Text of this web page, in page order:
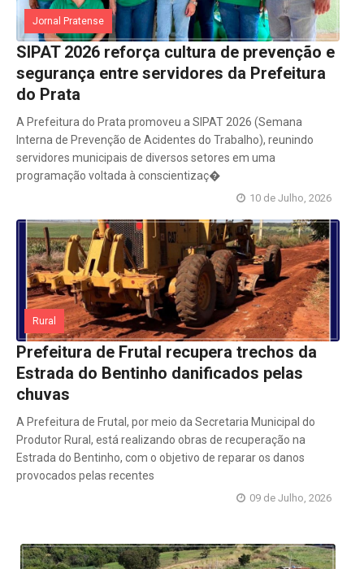
Jornal Pratense
SIPAT 2026 reforça cultura de prevenção e
segurança entre servidores da Prefeitura
do Prata
A Prefeitura do Prata promoveu a SIPAT 2026 (Semana
Interna de Prevenção de Acidentes do Trabalho), reunindo
servidores municipais de diversos setores em uma
programação voltada à conscientizaç�
10 de Julho, 2026
Rural
Prefeitura de Frutal recupera trechos da
Estrada do Bentinho danificados pelas
chuvas
A Prefeitura de Frutal, por meio da Secretaria Municipal do
Produtor Rural, está realizando obras de recuperação na
Estrada do Bentinho, com o objetivo de reparar os danos
provocados pelas recentes
09 de Julho, 2026